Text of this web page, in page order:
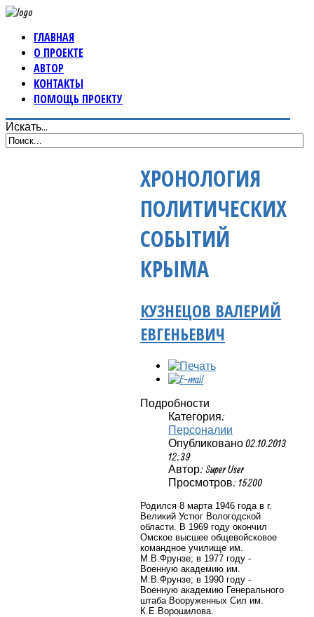
ГЛАВНАЯ
О ПРОЕКТЕ
АВТОР
КОНТАКТЫ
ПОМОЩЬ ПРОЕКТУ
Искать...
ХРОНОЛОГИЯ
ПОЛИТИЧЕСКИХ
СОБЫТИЙ
КРЫМА
КУЗНЕЦОВ ВАЛЕРИЙ
ЕВГЕНЬЕВИЧ
Подробности
Категория:
Персоналии
Опубликовано 02.10.2013
12:39
Автор: Super User
Просмотров: 15200
Родился 8 марта 1946 года в г.
Великий Устюг Вологодской
области. В 1969 году окончил
Омское высшее общевойсковое
командное училище им.
М.В.Фрунзе; в 1977 году -
Военную академию им.
М.В.Фрунзе; в 1990 году -
Военную академию Генерального
штаба Вооруженных Сил им.
К.Е.Ворошилова.